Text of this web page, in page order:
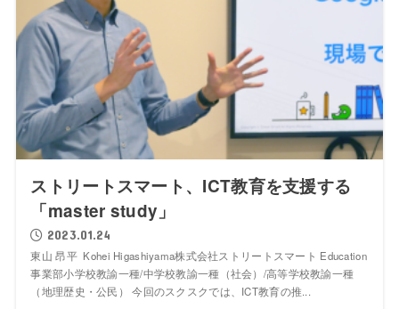
ストリートスマート、ICT教育を支援する
「master study」
2023.01.24
東山 昂平 Kohei Higashiyama株式会社ストリートスマート Education
事業部小学校教諭一種/中学校教諭一種（社会）/高等学校教諭一種
（地理歴史・公民） 今回のスクスクでは、ICT教育の推...